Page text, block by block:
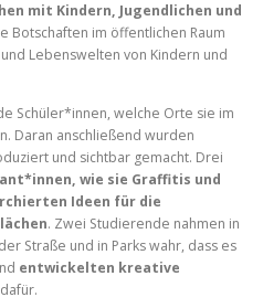
mit Kindern, Jugendlichen und
Botschaften im öffentlichen Raum
Lebenswelten von Kindern und
Schüler*innen, welche Orte sie im
Daran anschließend wurden
und sichtbar gemacht. Drei
wie sie Graffitis und
Ideen für die
. Zwei Studierende nahmen in
Straße und in Parks wahr, dass es
entwickelten kreative
dafür.